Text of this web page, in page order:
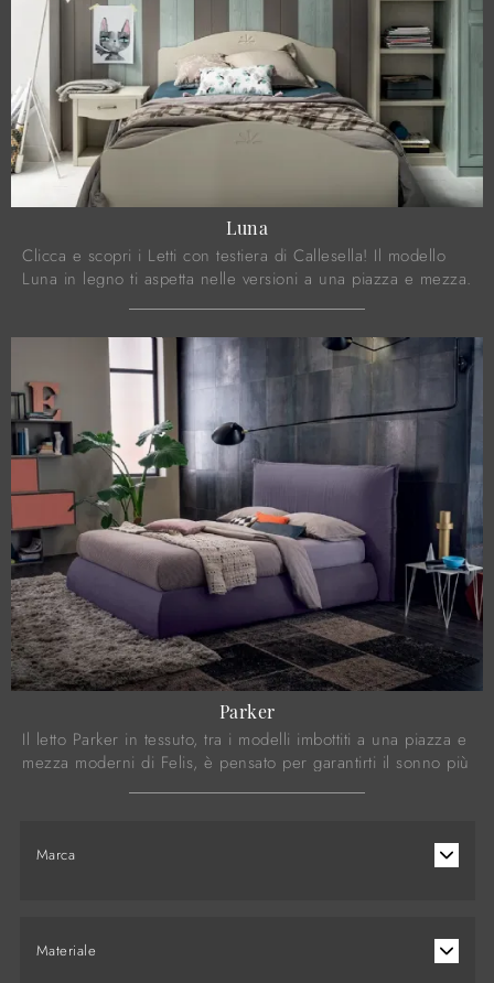
Marca
Materiale
Luna
Clicca e scopri i Letti con testiera di Callesella! Il modello
Luna in legno ti aspetta nelle versioni a una piazza e mezza.
Parker
Il letto Parker in tessuto, tra i modelli imbottiti a una piazza e
mezza moderni di Felis, è pensato per garantirti il sonno più